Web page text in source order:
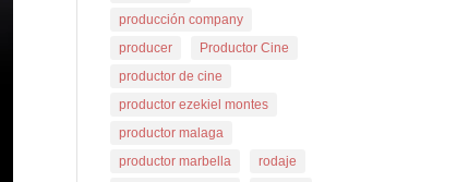
producción company
producer
Productor Cine
productor de cine
productor ezekiel montes
productor malaga
productor marbella
rodaje